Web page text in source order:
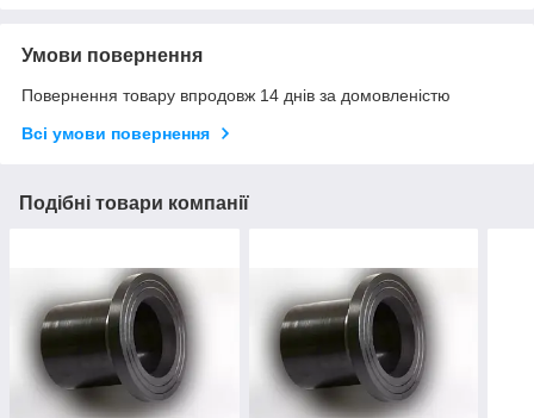
Умови повернення
Повернення товару впродовж 14 днів за домовленістю
Всі умови повернення
Подібні товари компанії